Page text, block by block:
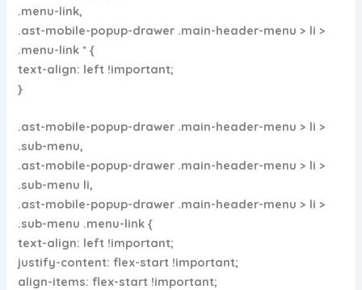
.menu-link,
.ast-mobile-popup-drawer .main-header-menu > li >
.menu-link * {
text-align: left !important;
}
.ast-mobile-popup-drawer .main-header-menu > li >
.sub-menu,
.ast-mobile-popup-drawer .main-header-menu > li >
.sub-menu li,
.ast-mobile-popup-drawer .main-header-menu > li >
.sub-menu .menu-link {
text-align: left !important;
justify-content: flex-start !important;
align-items: flex-start !important;